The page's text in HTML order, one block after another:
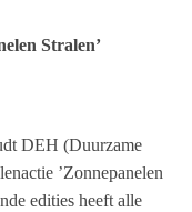
Stralen’
DEH (Duurzame
’Zonnepanelen
edities heeft alle